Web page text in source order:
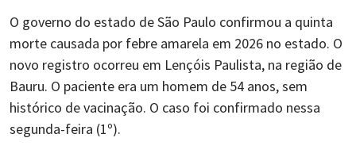
O governo do estado de São Paulo confirmou a quinta
morte causada por febre amarela em 2026 no estado. O
novo registro ocorreu em Lençóis Paulista, na região de
Bauru. O paciente era um homem de 54 anos, sem
histórico de vacinação. O caso foi confirmado nessa
segunda-feira (1º).